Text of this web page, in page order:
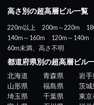
高さ別の超高層ビル一覧
220m以上 200m～220m
140m～160m
120m～140m
60m未満、高さ不明
都道府県別の超高層ビル
北海道 青森県 岩手
山形県
福島県 茨城
埼玉県
千葉県 東京